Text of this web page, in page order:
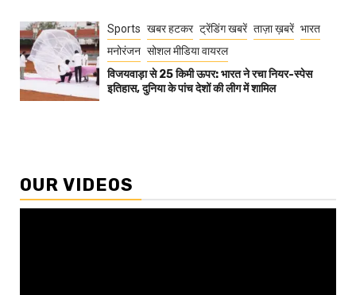
Sports खबर हटकर ट्रेंडिंग खबरें ताज़ा ख़बरें भारत
मनोरंजन सोशल मीडिया वायरल
विजयवाड़ा से 25 किमी ऊपर: भारत ने रचा नियर-स्पेस
इतिहास, दुनिया के पांच देशों की लीग में शामिल
OUR VIDEOS